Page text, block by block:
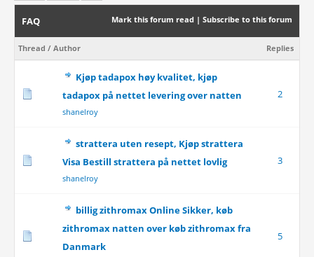
Mark this forum read | Subscribe to this forum
FAQ
Thread / Author Replies
Kjøp tadapox høy kvalitet, kjøp
tadapox på nettet levering over natten
shanelroy
2
strattera uten resept, Kjøp strattera
Visa Bestill strattera på nettet lovlig
shanelroy
3
billig zithromax Online Sikker, køb
zithromax natten over køb zithromax fra
Danmark
5